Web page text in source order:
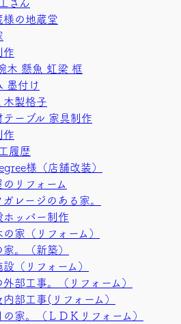
様の地蔵堂
作
木 懸魚 虹梁 框
墨付け
木製格子
テーブル 家具制作
作
履歴
様（店舗改装）
のリフォーム
レージのある家。
ホッパー制作
の家（リフォーム）
。（新築）
（リフォーム）
外部工事。（リフォーム）
部工事(リフォーム）
家。（ＬＤＫリフォーム）